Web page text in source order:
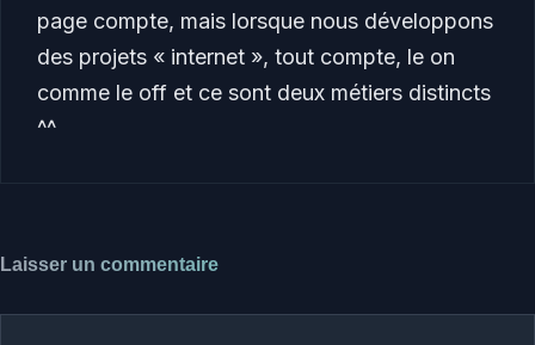
page compte, mais lorsque nous développons
des projets « internet », tout compte, le on
comme le off et ce sont deux métiers distincts
^^
Laisser un commentaire